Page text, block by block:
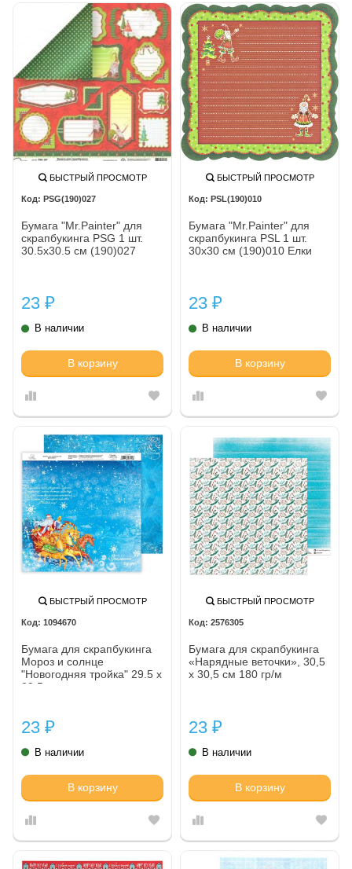
БЫСТРЫЙ ПРОСМОТР
PSG(190)027
Бумага "Mr.Painter" для
скрапбукинга PSG 1 шт.
30.5x30.5 см (190)027
23 ₽
В наличии
В корзину
БЫСТРЫЙ ПРОСМОТР
PSL(190)010
Бумага "Mr.Painter" для
скрапбукинга PSL 1 шт.
30х30 см (190)010 Елки
23 ₽
В наличии
В корзину
БЫСТРЫЙ ПРОСМОТР
1094670
Бумага для скрапбукинга
Мороз и солнце
"Новогодняя тройка" 29.5 х
29.5 см ---
23 ₽
В наличии
В корзину
БЫСТРЫЙ ПРОСМОТР
2576305
Бумага для скрапбукинга
«Нарядные веточки», 30,5
х 30,5 см 180 гр/м
23 ₽
В наличии
В корзину